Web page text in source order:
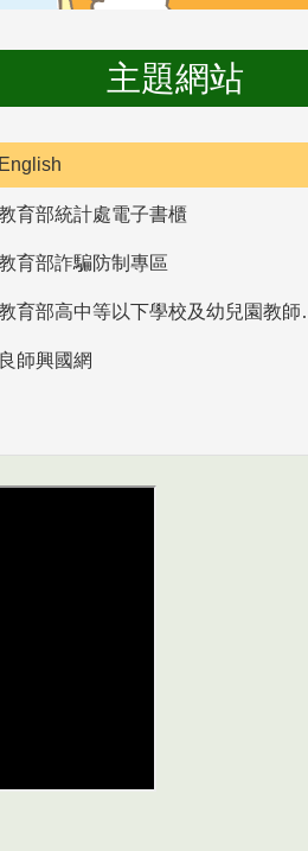
主題網站
English
育部統計處電子書櫃
育部詐騙防制專區
教育部高
良師興國網